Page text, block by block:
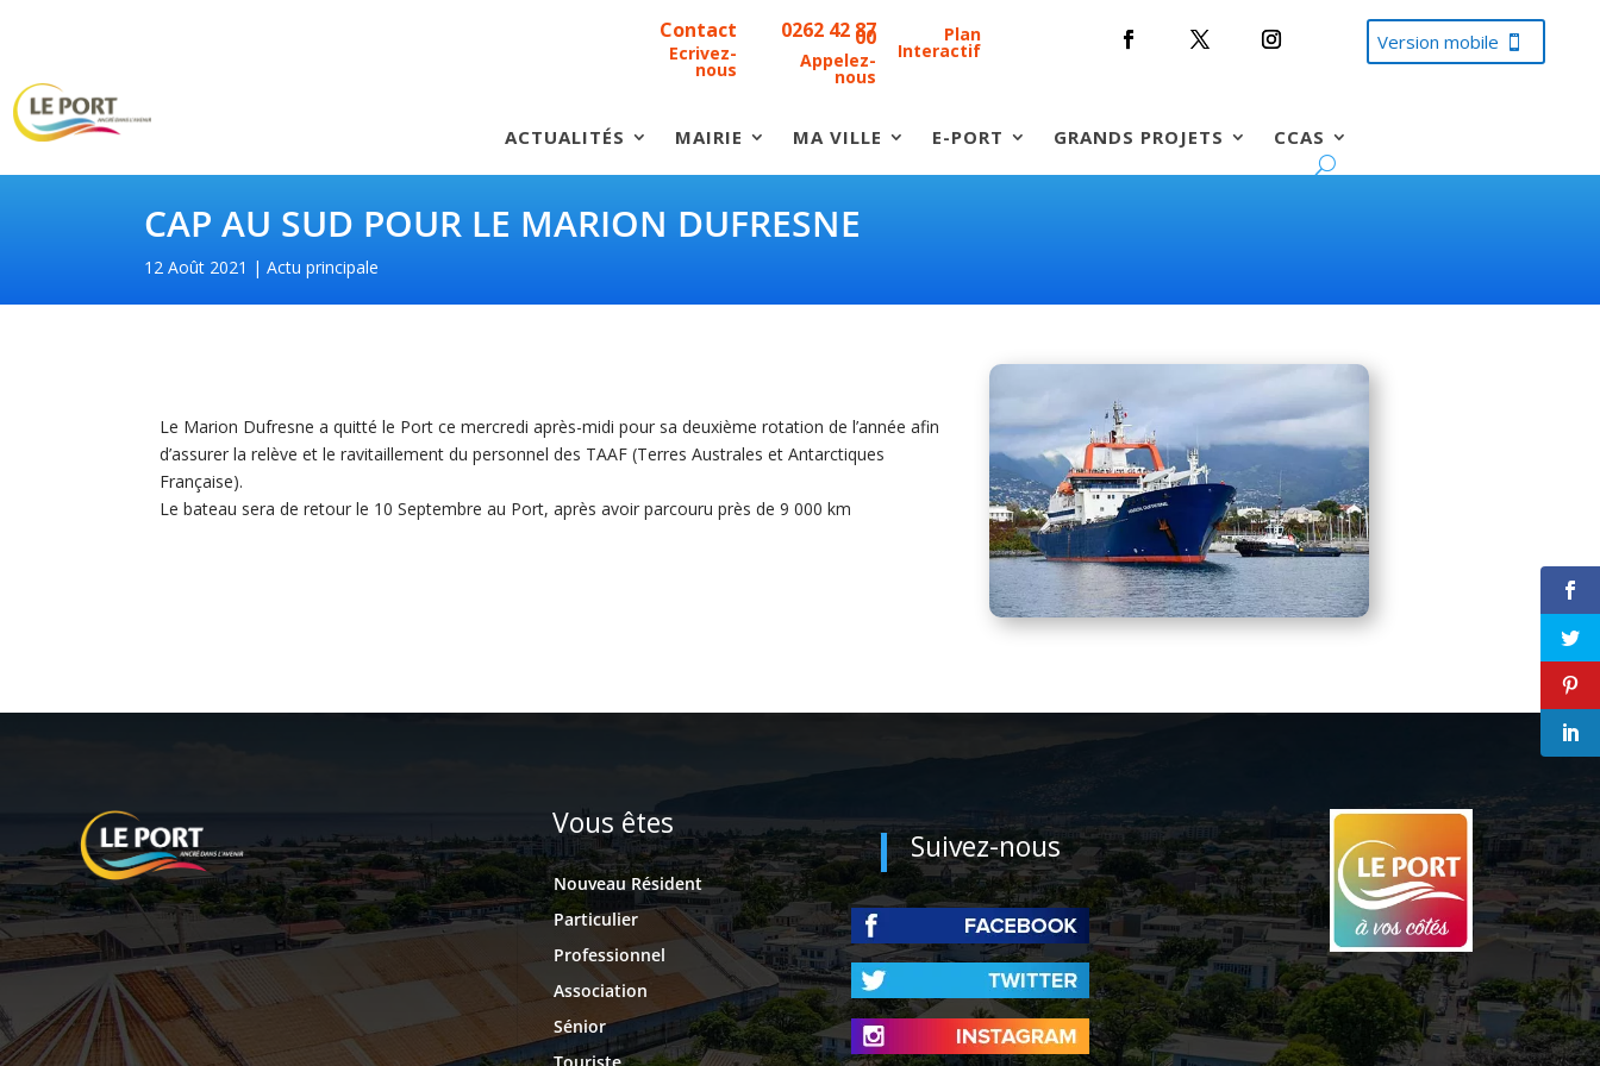
Contact
Ecrivez-
nous
0262 42 87
00
Appelez-
nous
Plan
Interactif Version mobile
ACTUALITÉS MAIRIE MA VILLE E-PORT GRANDS PROJETS CCAS
CAP AU SUD POUR LE MARION DUFRESNE
12 Août 2021 Actu principale
Le Marion Dufresne a quitté le Port ce mercredi après-midi pour sa deuxième rotation de l’année afin
d’assurer la relève et le ravitaillement du personnel des TAAF (Terres Australes et Antarctiques
Française).
Le bateau sera de retour le 10 Septembre au Port, après avoir parcouru près de 9 000 km
Vous êtes
Nouveau Résident
Particulier
Professionnel
Association
Sénior
Suivez-nous